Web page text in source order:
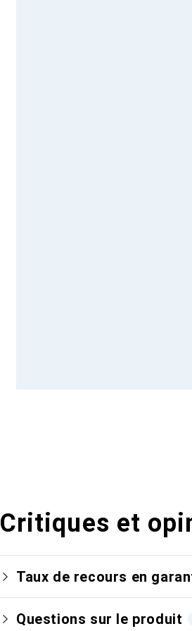
Critiques et
Taux de recours en
Questions sur le produit